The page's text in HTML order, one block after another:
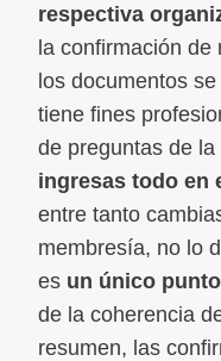
respectiva
la confirmación de
los documentos
tiene fines
de preguntas de la
ingresas todo en
entre tanto
membresía, no lo
es un único
de la coherencia
resumen, las